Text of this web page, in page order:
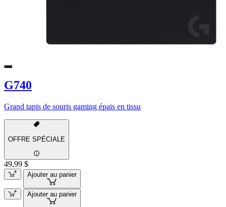
G740
Grand tapis de souris gaming épais en tissu
OFFRE SPÉCIALE
49,99 $
Ajouter au panier
Ajouter au panier